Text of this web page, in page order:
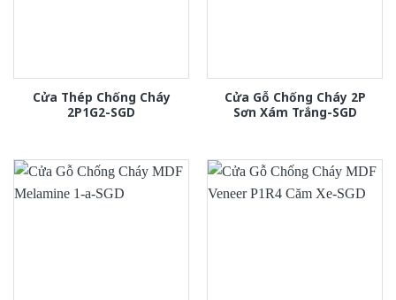
Cửa Thép Chống Cháy
2P1G2-SGD
Cửa Gỗ Chống Cháy 2P
Sơn Xám Trắng-SGD